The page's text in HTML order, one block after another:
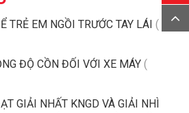
TRẺ EM NGỒI TRƯỚC TAY LÁI (
ĐỘ CỒN ĐỐI VỚI XE MÁY (
GIẢI NHẤT KNGD VÀ GIẢI NHÌ